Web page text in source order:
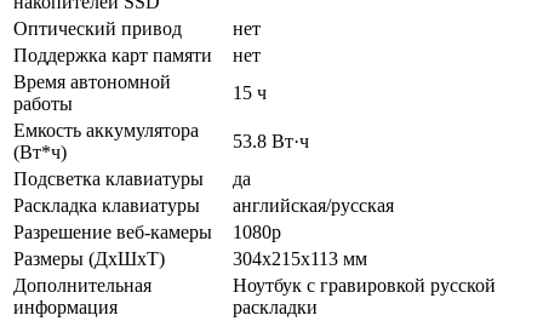
Оптический привод
нет
Поддержка карт памяти
нет
Время автономной
работы
15 ч
Емкость аккумулятора
(Вт*ч)
53.8 Вт·ч
Подсветка клавиатуры
да
Раскладка клавиатуры
английская/русская
Разрешение веб-камеры
1080p
Размеры (ДхШхТ)
304x215x113 мм
Дополнительная
информация
Ноутбук с гравировкой русской
раскладки